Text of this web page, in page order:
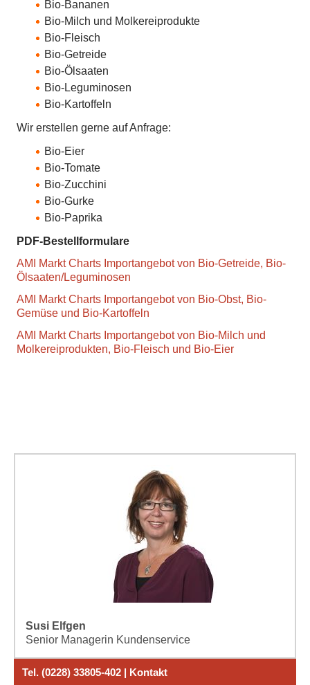
Bio-Bananen
Bio-Milch und Molkereiprodukte
Bio-Fleisch
Bio-Getreide
Bio-Ölsaaten
Bio-Leguminosen
Bio-Kartoffeln
Wir erstellen gerne auf Anfrage:
Bio-Eier
Bio-Tomate
Bio-Zucchini
Bio-Gurke
Bio-Paprika
PDF-Bestellformulare
AMI Markt Charts Importangebot von Bio-Getreide, Bio-
Ölsaaten/Leguminosen
AMI Markt Charts Importangebot von Bio-Obst, Bio-
Gemüse und Bio-Kartoffeln
AMI Markt Charts Importangebot von Bio-Milch und
Molkereiprodukten, Bio-Fleisch und Bio-Eier
Susi Elfgen
Senior Managerin Kundenservice
Tel. (0228) 33805-402 | Kontakt